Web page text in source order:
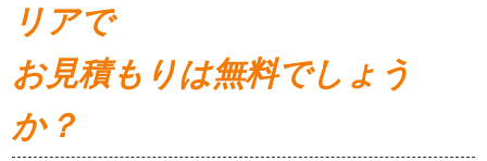
リアで
お見積もりは無料でしょう
か？